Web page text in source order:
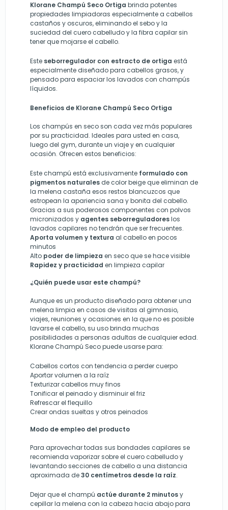
Klorane Champú Seco Ortiga brinda potentes
propiedades limpiadoras especialmente a cabellos
castaños y oscuros, eliminando el sebo y la
suciedad del cuero cabelludo y la fibra capilar sin
tener que mojarse el cabello.
Este seborregulador con estracto de ortiga está
especialmente diseñado para cabellos grasos, y
pensado para espaciar los lavados con champús
líquidos.
Beneficios de Klorane Champú Seco Ortiga
Los champús en seco son cada vez más populares
por su practicidad. Ideales para usted en casa,
luego del gym, durante un viaje y en cualquier
ocasión. Ofrecen estos beneficios:
Este champú está exclusivamente formulado con
pigmentos naturales de color beige que eliminan de
la melena castaña esos restos blancuzcos que
estropean la apariencia sana y bonita del cabello.
Gracias a sus poderosos componentes con polvos
micronizados y agentes seborreguladoreslos
lavados capilares no tendrán que ser frecuentes.
Aporta volumen y textura al cabello en pocos
minutos
Alto poder de limpieza en seco que se hace visible
Rapidez y practicidad en limpieza capilar
¿Quién puede usar este champú?
Aunque es un producto diseñado para obtener una
melena limpia en casos de visitas al gimnasio,
viajes, reuniones y ocasiones en la que no es posible
lavarse el cabello, su uso brinda muchas
posibilidades a personas adultas de cualquier edad.
Klorane Champú Seco puede usarse para:
Cabellos cortos con tendencia a perder cuerpo
Aportar volumen a la raíz
Texturizar cabellos muy finos
Tonificar el peinado y disminuir el friz
Refrescar el flequillo
Crear ondas sueltas y otros peinados
Modo de empleo del producto
Para aprovechar todas sus bondades capilares se
recomienda vaporizar sobre el cuero cabelludo y
levantando secciones de cabello a una distancia
aproximada de30 centímetros desde la raíz.
Dejar que el champú actúe durante 2 minutosy
cepillar la melena con la cabeza hacia abajo para